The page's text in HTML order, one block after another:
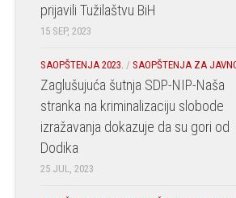
prijavili Tužilaštvu BiH
15 SEP, 2023
SAOPŠTENJA 2023. / SAOPŠTENJA ZA
Zaglušujuća šutnja SDP-NIP-Naša
stranka na kriminalizaciju slobode
izražavanja dokazuje da su gori od
Dodika
25 JUL, 2023